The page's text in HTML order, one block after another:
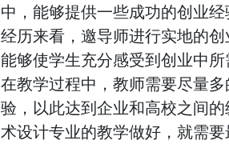
中，能够提供一些成功的创业
经历来看，邀导师进行实地的
能够使学生充分感受到创业中
在教学过程中，教师需要尽量
验，以此达到企业和高校之间
术设计专业的教学做好，就需